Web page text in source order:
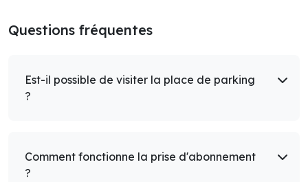
Questions fréquentes
Est-il possible de visiter la place de parking
?
Comment fonctionne la prise d'abonnement
?